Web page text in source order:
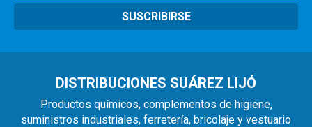
SUSCRIBIRSE
DISTRIBUCIONES SUÁREZ LIJÓ
Productos químicos, complementos de higiene,
suministros industriales, ferretería, bricolaje y vestuario